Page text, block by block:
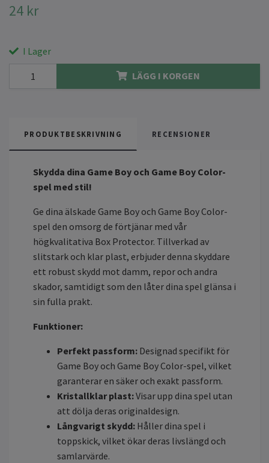
24 kr
I Lager
LÄGG I KORGEN
PRODUKTBESKRIVNING RECENSIONER
Skydda dina Game Boy och Game Boy Color-
spel med stil!
Ge dina älskade Game Boy och Game Boy Color-
spel den omsorg de förtjänar med vår
högkvalitativa Box Protector. Tillverkad av
slitstark och klar plast, erbjuder denna skyddare
ett robust skydd mot damm, repor och andra
skador, samtidigt som den låter dina spel glänsa i
sin fulla prakt.
Funktioner:
Perfekt passform: Designad specifikt för
Game Boy och Game Boy Color-spel, vilket
garanterar en säker och exakt passform.
Kristallklar plast:Visar upp dina spel utan
att dölja deras originaldesign.
Långvarigt skydd: Håller dina spel i
toppskick, vilket ökar deras livslängd och
samlarvärde.